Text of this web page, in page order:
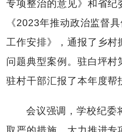
专项整治的意见》和省纪
《2023年推动政治监督
工作安排》，通报了乡村
问题典型案例。驻白坪村
驻村干部汇报了本年度帮
会议强调，学校纪委